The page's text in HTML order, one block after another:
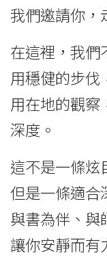
我們邀請你，
在這裡，我們
用穩健的步伐
用在地的觀察
深度。
這不是一條炫
但是一條適合
與書為伴、與
讓你安靜而有